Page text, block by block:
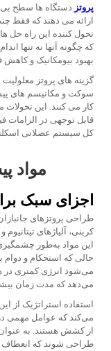
پروتز دستگاه ها سطح بی
ارائه می دهند که فقط
تحول کننده این راه حل
که چگونه آنها نه تنها
بهبود بیومکانیک و
گزینه های پروتز
سوکت و مکانیسم های
کار می کنند. این تحولات
قابل توجهی در الزامات
کل سیستم عضلانی
مواد
اجزای سبک
طراحی پروتزهای
کربنی، آلیاژهای
این مواد به‌طور
حالی که استحکام و
می‌شود انرژی کمتری در
می‌دهد که مدت زمان
استفاده استراتژیک از
می‌کند که عوامل مهمی
از کشش هستند. به عنوان
طراحی شوند که انعطاف